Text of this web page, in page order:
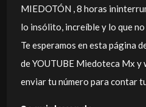
MIEDOTÓN , 8 horas
lo insólito, increíble y lo que
Te esperamos en esta página
de YOUTUBE Miedoteca Mx y
enviar tu número para contar